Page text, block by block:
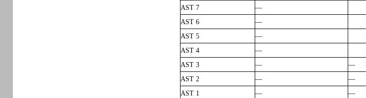
AST 7
—
AST 6
—
AST 5
—
AST 4
—
AST 3
— —
AST 2
— —
AST 1
— —